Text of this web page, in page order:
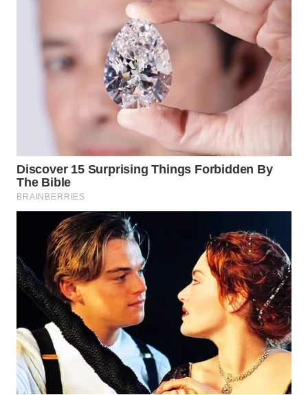
PADANG
LAWAS
WN
KEPULAUAN
SERIBU
WN
TANGERANG
WN
BINJAI
WN
CIREBON